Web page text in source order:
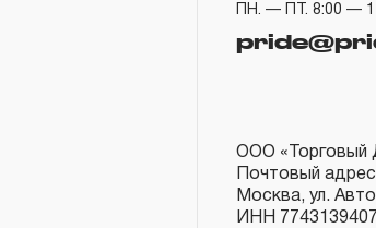
ПН. — ПТ. 8:00 —
ООО
Почтовый
Москва, ул.
ИНН 7743139407